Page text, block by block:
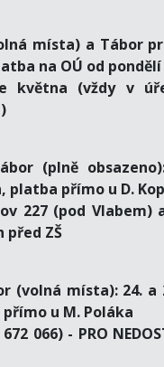
místa) a Tábor
na OÚ od pondělí
května (vždy v
(plně
platba přímo u D.
227 (pod
před ZŠ
(volná místa): 24. a
u M. Poláka
066) - PRO